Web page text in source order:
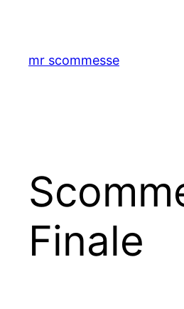
content
mr scommesse
Finale